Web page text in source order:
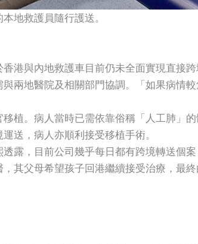
地救護員隨行護送。
港與內地救護車目前仍未全面實現直接
兩地醫院及相關部門協調。「如果病情
植。病人當時已需依靠俗稱「人工肺」
送，病人亦順利接受移植手術。
露，目前公司幾乎每日都有跨境轉送個
其父母希望孩子回港繼續接受治療，最